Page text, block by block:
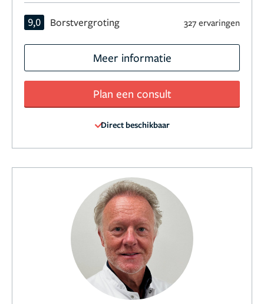
9,0 Borstvergroting 327 ervaringen
Meer informatie
Plan een consult
Direct beschikbaar